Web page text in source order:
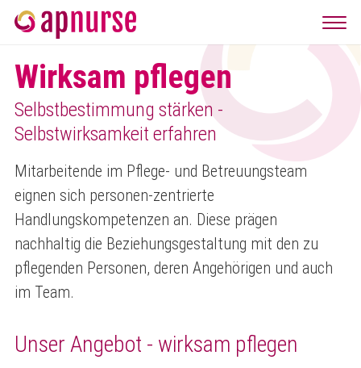
Wirksam pflegen
Selbstbestimmung stärken -
Selbstwirksamkeit erfahren
Mitarbeitende im Pflege- und Betreuungsteam
eignen sich personen-zentrierte
Handlungskompetenzen an. Diese prägen
nachhaltig die Beziehungsgestaltung mit den zu
pflegenden Personen, deren Angehörigen und auch
im Team.
Unser Angebot - wirksam pflegen